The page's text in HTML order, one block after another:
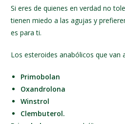
Si eres de quienes en verdad no
tienen miedo a las agujas y
es para ti.
Los esteroides anabólicos que van
Primobolan
Oxandrolona
Winstrol
Clembuterol.